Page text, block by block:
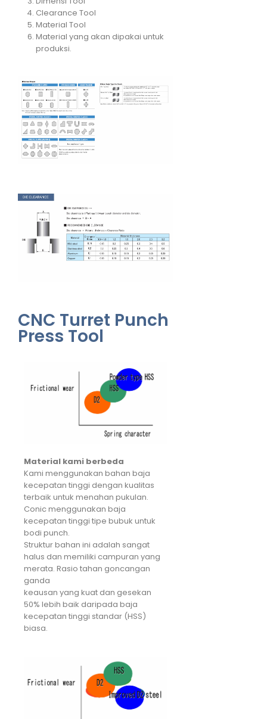
Clearance Tool
Material Tool
Material yang akan dipakai untuk
produksi.
CNC Turret Punch
Press Tool
Material kami berbeda
Kami menggunakan bahan baja
kecepatan tinggi dengan kualitas
terbaik untuk menahan pukulan.
Conic menggunakan baja
kecepatan tinggi tipe bubuk untuk
bodi punch.
Struktur bahan ini adalah sangat
halus dan memiliki campuran yang
merata. Rasio tahan goncangan
ganda
keausan yang kuat dan gesekan
50% lebih baik daripada baja
kecepatan tinggi standar (HSS)
biasa.